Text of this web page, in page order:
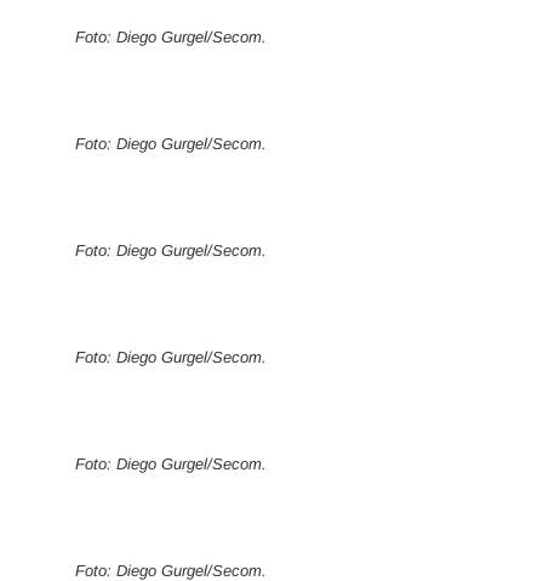
Foto: Diego Gurgel/Secom.
Foto: Diego Gurgel/Secom.
Foto: Diego Gurgel/Secom.
Foto: Diego Gurgel/Secom.
Foto: Diego Gurgel/Secom.
Foto: Diego Gurgel/Secom.